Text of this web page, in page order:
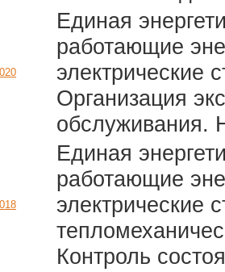
Единая
работающие
электрические
Организация
обслуживания.
Единая
работающие
электрические
Контроль